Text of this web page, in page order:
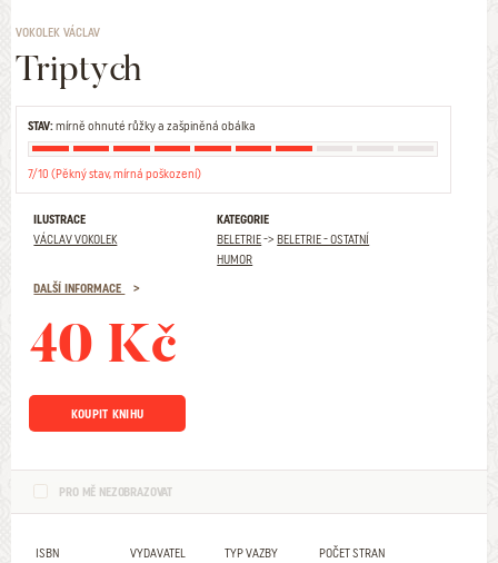
VOKOLEK VÁCLAV
Triptych
STAV:mírně ohnuté růžky a zašpiněná obálka
7/10 (Pěkný stav, mírná poškození)
ILUSTRACE
VÁCLAV VOKOLEK
KATEGORIE
BELETRIE->BELETRIE - OSTATNÍ
HUMOR
DALŠÍ INFORMACE
40 Kč
KOUPIT KNIHU
PRO MĚ NEZOBRAZOVAT
ISBN
VYDAVATEL
TYP VAZBY
POČET STRAN